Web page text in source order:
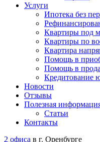
Услуги
Ипотека без
Квартиры под
Квартиры по
Квартира
Помощь в
Помощь в
Кредитование
Новости
Отзывы
Полезная
Статьи
Контакты
2 офиса в г. Оренбурге